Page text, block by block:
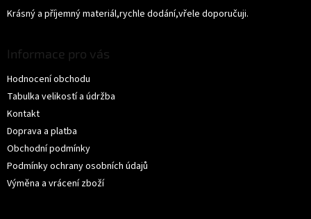
Krásný a příjemný materiál,rychle dodání,vřele doporučuji.
Informace pro vás
Hodnocení obchodu
Tabulka velikostí a údržba
Kontakt
Doprava a platba
Obchodní podmínky
Podmínky ochrany osobních údajů
Výměna a vrácení zboží